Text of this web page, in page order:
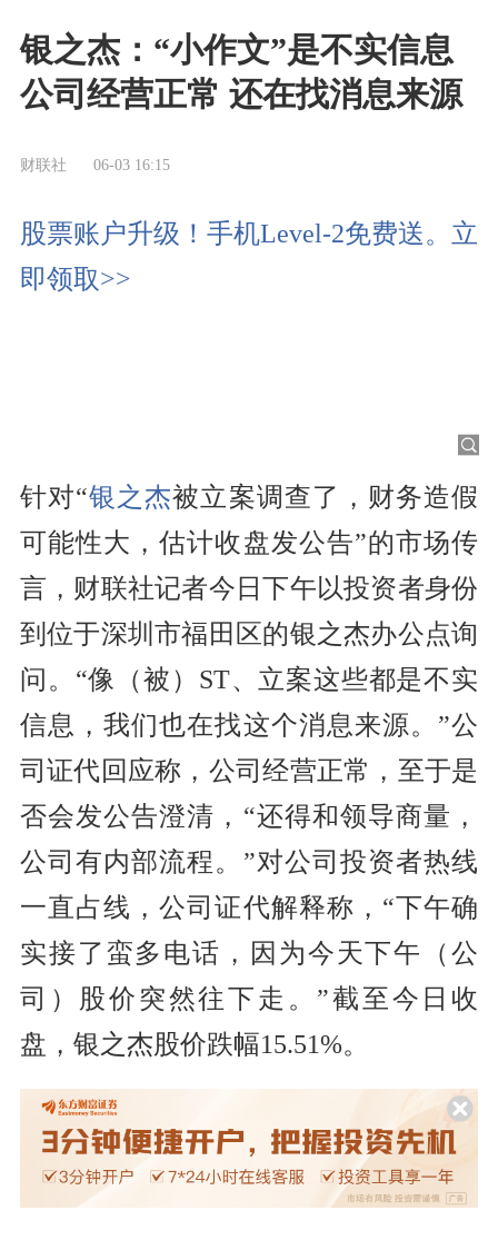
银之杰：“小作文”是不实信息
公司经营正常 还在找消息来源
财联社 06-03 16:15
股票账户升级！手机Level-2免费送。立
即领取>>
针对“银之杰被立案调查了，财务造假
可能性大，估计收盘发公告”的市场传
言，财联社记者今日下午以投资者身份
到位于深圳市福田区的银之杰办公点询
问。“像（被）ST、立案这些都是不实
信息，我们也在找这个消息来源。”公
司证代回应称，公司经营正常，至于是
否会发公告澄清，“还得和领导商量，
公司有内部流程。”对公司投资者热线
一直占线，公司证代解释称，“下午确
实接了蛮多电话，因为今天下午（公
司）股价突然往下走。”截至今日收
盘，银之杰股价跌幅15.51%。